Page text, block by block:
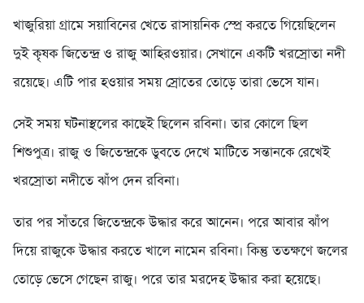
খাজুরিয়া গ্রামে সয়াবিনের খেতে রাসায়নিক স্প্রে করতে গিয়েছিলেন
দুই কৃষক জিতেন্দ্র ও রাজু আহিরওয়ার। সেখানে একটি খরস্রোতা নদী
রয়েছে। এটি পার হওয়ার সময় স্রোতের তোড়ে তারা ভেসে যান।
সেই সময় ঘটনাস্থলের কাছেই ছিলেন রবিনা। তার কোলে ছিল
শিশুপুত্র। রাজু ও জিতেন্দ্রকে ডুবতে দেখে মাটিতে সন্তানকে রেখেই
খরস্রোতা নদীতে ঝাঁপ দেন রবিনা।
তার পর সাঁতরে জিতেন্দ্রকে উদ্ধার করে আনেন। পরে আবার ঝাঁপ
দিয়ে রাজুকে উদ্ধার করতে খালে নামেন রবিনা। কিন্তু ততক্ষণে জলের
তোড়ে ভেসে গেছেন রাজু। পরে তার মরদেহ উদ্ধার করা হয়েছে।